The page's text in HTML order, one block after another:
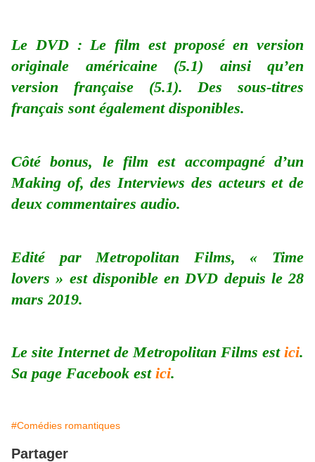
Le DVD : Le film est proposé en version
originale américaine (5.1) ainsi qu’en
version française (5.1). Des sous-titres
français sont également disponibles.
Côté bonus, le film est accompagné d’un
Making of, des Interviews des acteurs et de
deux commentaires audio.
Edité par Metropolitan Films, « Time
lovers » est disponible en DVD depuis le 28
mars 2019.
Le site Internet de Metropolitan Films est ici.
Sa page Facebook est ici.
#Comédies romantiques
Partager